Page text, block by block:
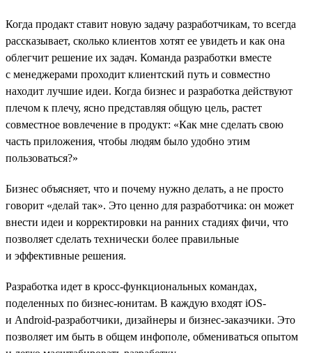
Когда продакт ставит новую задачу разработчикам, то всегда
рассказывает, сколько клиентов хотят ее увидеть и как она
облегчит решение их задач. Команда разработки вместе
с менеджерами проходит клиентский путь и совместно
находит лучшие идеи. Когда бизнес и разработка действуют
плечом к плечу, ясно представляя общую цель, растет
совместное вовлечение в продукт: «Как мне сделать свою
часть приложения, чтобы людям было удобно этим
пользоваться?»
Бизнес объясняет, что и почему нужно делать, а не просто
говорит «делай так». Это ценно для разработчика: он может
внести идеи и корректировки на ранних стадиях фичи, что
позволяет сделать технически более правильные
и эффективные решения.
Разработка идет в кросс-функциональных командах,
поделенных по бизнес-юнитам. В каждую входят iOS-
и Android-разработчики, дизайнеры и бизнес-заказчики. Это
позволяет им быть в общем инфополе, обмениваться опытом